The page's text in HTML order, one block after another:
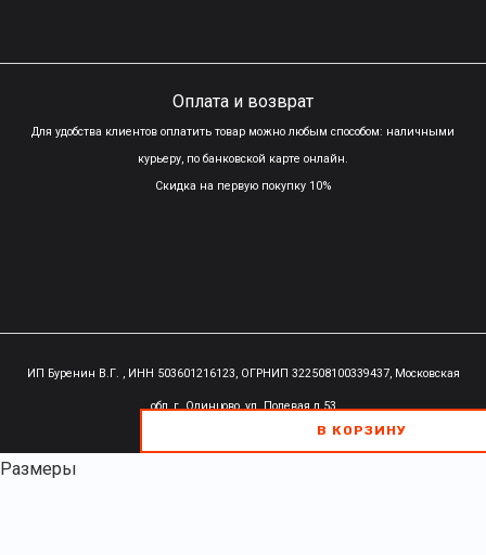
В КОРЗИНУ
В КОРЗИНУ
В КОРЗИНУ
Оплата и возврат
Для удобства клиентов оплатить товар можно любым способом: наличными
курьеру, по банковской карте онлайн.
Скидка на первую покупку 10%
ИП Буренин В.Г. , ИНН 503601216123, ОГРНИП 322508100339437, Московская
обл, г. Одинцово, ул. Полевая д.53
Размеры